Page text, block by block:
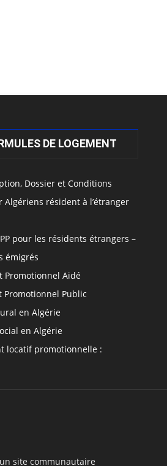
DE LOGEMENT
Dossier et Conditions
Algériens résident à l’étranger
pour les résidents étrangers –
émigrés
Promotionnel Aidé
Promotionnel Public
en Algérie
en Algérie
locatif promotionnelle :
site communautaire